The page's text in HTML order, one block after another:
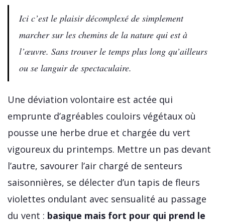
Ici c’est le plaisir décomplexé de simplement
marcher sur les chemins de la nature qui est à
l’œuvre. Sans trouver le temps plus long qu’ailleurs
ou se languir de spectaculaire.
Une déviation volontaire est actée qui
emprunte d’agréables couloirs végétaux où
pousse une herbe drue et chargée du vert
vigoureux du printemps. Mettre un pas devant
l’autre, savourer l’air chargé de senteurs
saisonnières, se délecter d’un tapis de fleurs
violettes ondulant avec sensualité au passage
du vent : basique mais fort pour qui prend le